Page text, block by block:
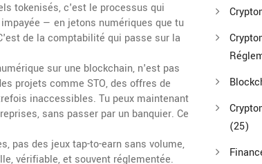
tokenisés, c'est le processus qui
— en jetons numériques que tu
de la comptabilité qui passe sur la
sur une blockchain, n'est pas
projets comme STO,des offres de
inaccessibles. Tu peux maintenant
sans passer par un banquier. Ce
pas des jeux tap-to-earn sans volume,
vérifiable, et souvent réglementée.
(25)